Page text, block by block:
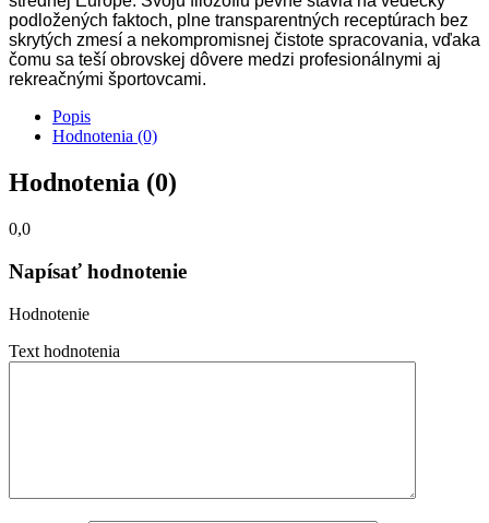
podložených faktoch, plne transparentných receptúrach bez
skrytých zmesí a nekompromisnej čistote spracovania, vďaka
čomu sa teší obrovskej dôvere medzi profesionálnymi aj
rekreačnými športovcami.
Popis
Hodnotenia (0)
Hodnotenia (0)
0,0
Napísať hodnotenie
Hodnotenie
Text hodnotenia